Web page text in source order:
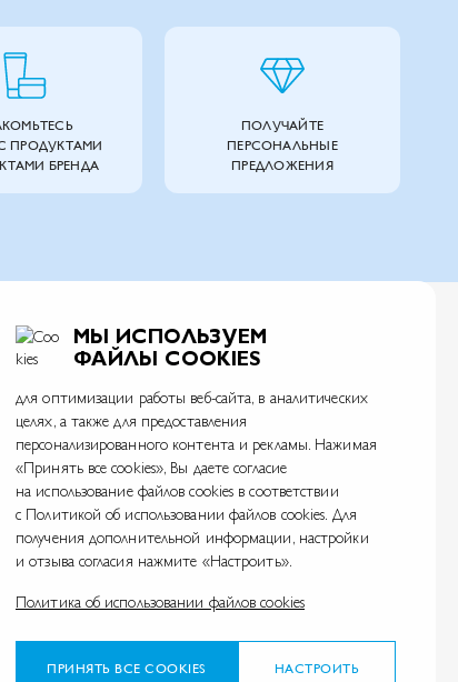
ПРОДУКТАМИ
БРЕНДА
ПОЛУЧАЙТЕ
ПЕРСОНАЛЬНЫЕ
ПРЕДЛОЖЕНИЯ
125047, г. Москва, вн.тер.г. муниципальный округ Тверской, пл. Тверская Застава,
дом 4
ИНН 7726059896
На информационном ресурсе применяются рекомендательные технологии.
Правила применения рекомендательных технологий
МЫ ИСПОЛЬЗУЕМ
ФАЙЛЫ COOKIES
для оптимизации работы веб-сайта, в аналитических
целях, а также для предоставления
персонализированного контента и рекламы. Нажимая
«Принять все cookies», Вы даете согласие
на использование файлов cookies в соответствии
с Политикой об использовании файлов cookies. Для
получения дополнительной информации, настройки
и отзыва согласия нажмите «Настроить».
Политика об использовании файлов cookies
ПРИНЯТЬ ВСЕ COOKIES НАСТРОИТЬ